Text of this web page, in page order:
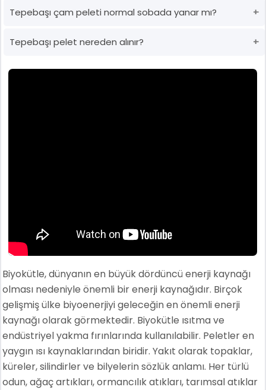
Tepebaşı çam peleti normal sobada yanar mı?
Tepebaşı pelet nereden alınır?
Biyokütle, dünyanın en büyük dördüncü enerji kaynağı
olması nedeniyle önemli bir enerji kaynağıdır. Birçok
gelişmiş ülke biyoenerjiyi geleceğin en önemli enerji
kaynağı olarak görmektedir. Biyokütle ısıtma ve
endüstriyel yakma fırınlarında kullanılabilir. Peletler en
yaygın ısı kaynaklarından biridir. Yakıt olarak topaklar,
küreler, silindirler ve bilyelerin sözlük anlamı. Her türlü
odun, ağaç artıkları, ormancılık atıkları, tarımsal atıklar